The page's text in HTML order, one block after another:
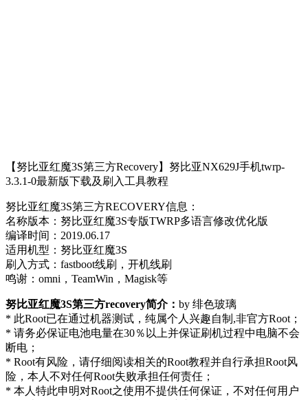
【努比亚红魔3S第三方Recovery】努比亚NX629J手机twrp-
3.3.1-0最新版下载及刷入工具教程
努比亚红魔3S第三方RECOVERY信息：
名称版本：努比亚红魔3S专版TWRP多语言修改优化版
编译时间：2019.06.17
适用机型：努比亚红魔3S
刷入方式：fastboot线刷，开机线刷
鸣谢：omni，TeamWin，Magisk等
努比亚红魔3S第三方recovery简介： by 绯色玻璃
* 此Root已在通过机器测试，纯属个人兴趣自制,非官方Root；
* 请务必保证电池电量在30％以上并保证刷机过程中电脑不会
断电；
* Root有风险，请仔细阅读相关的Root教程并自行承担Root风
险，本人不对任何Root失败承担任何责任；
* 本人特此申明对Root之使用不提供任何保证，不对任何用户